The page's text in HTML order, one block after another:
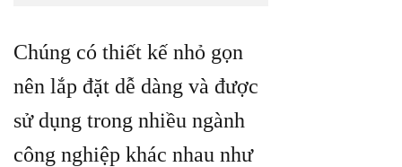
Chúng có thiết kế nhỏ gọn
nên lắp đặt dễ dàng và được
sử dụng trong nhiều ngành
công nghiệp khác nhau như